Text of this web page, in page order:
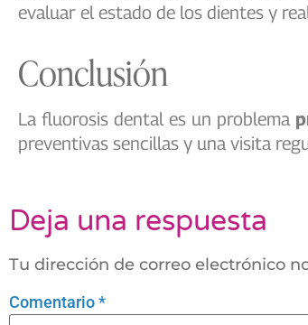
evaluar el estado de los dientes y
Conclusión
La fluorosis dental es un problema
preventivas sencillas y una visita
Deja una respuesta
Tu dirección de correo electrónico
Comentario*